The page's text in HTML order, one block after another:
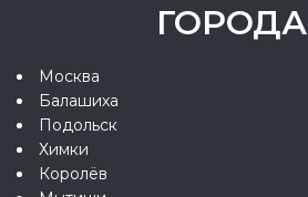
ГОРОДА
Москва
Балашиха
Подольск
Химки
Королёв